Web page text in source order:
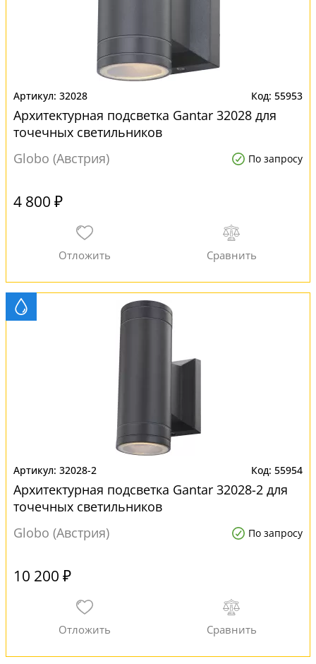
32028 55953
Архитектурная подсветка Gantar 32028 для
точечных светильников
Globo (Австрия)
По запросу
4 800 ₽
32028-2 55954
Архитектурная подсветка Gantar 32028-2 для
точечных светильников
Globo (Австрия)
По запросу
10 200 ₽